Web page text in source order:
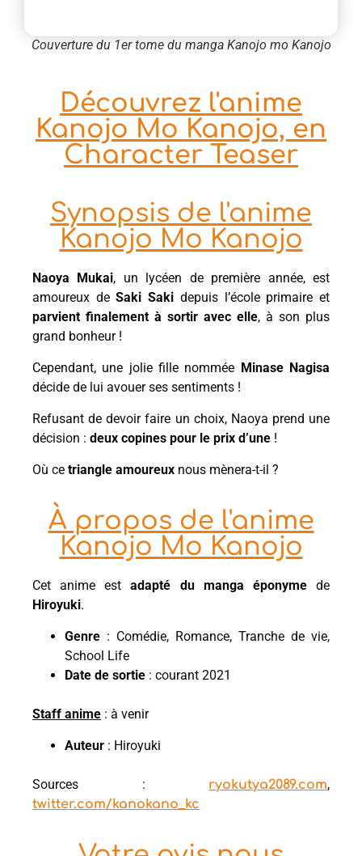
Couverture du 1er tome du manga Kanojo mo Kanojo
Découvrez l'anime
Kanojo Mo Kanojo, en
Character Teaser
Synopsis de l'anime
Kanojo Mo Kanojo
Naoya Mukai, un lycéen de première année, est
amoureux deSaki Saki depuis l’école primaire et
parvient finalement à sortir avec elle, à son plus
grand bonheur !
Cependant, une jolie fille nommée Minase Nagisa
décide de lui avouer ses sentiments !
Refusant de devoir faire un choix, Naoya prend une
décision : deux copines pour le prix d’une !
Où ce triangle amoureux nous mènera-t-il ?
À propos de l'anime
Kanojo Mo Kanojo
Cet anime estadapté du manga éponymede
Hiroyuki.
Genre : Comédie, Romance, Tranche de vie,
School Life
Date de sortie : courant 2021
Staff anime : à venir
Auteur : Hiroyuki
Sources : ryokutya2089.com,
twitter.com/kanokano_kc